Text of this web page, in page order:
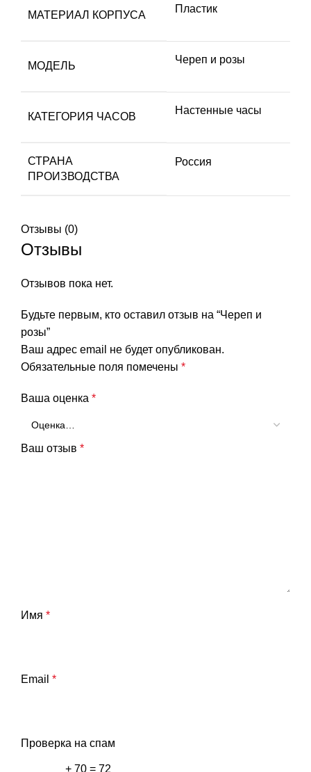
МАТЕРИАЛ КОРПУСА
Пластик
МОДЕЛЬ
Череп и розы
КАТЕГОРИЯ ЧАСОВ
Настенные часы
СТРАНА
ПРОИЗВОДСТВА
Россия
Отзывы (0)
Отзывы
Отзывов пока нет.
Будьте первым, кто оставил отзыв на “Череп и
розы”
Ваш адрес email не будет опубликован.
Обязательные поля помечены *
Ваша оценка *
Ваш отзыв *
Имя *
Email *
Проверка на спам
+ 70 = 72